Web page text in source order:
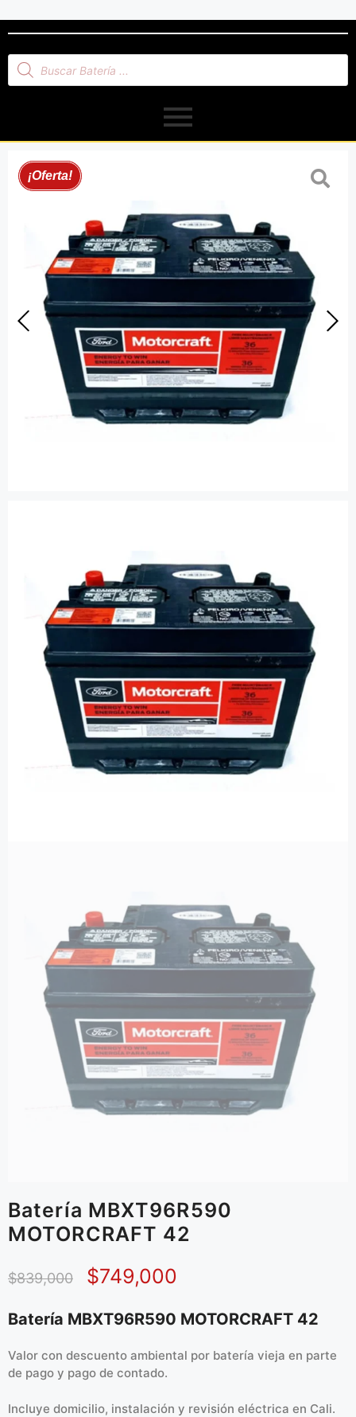
¡Oferta!
Batería MBXT96R590
MOTORCRAFT 42
$839,000 $749,000
Batería MBXT96R590 MOTORCRAFT 42
Valor con descuento ambiental por batería vieja en parte
de pago y pago de contado.
Incluye domicilio, instalación y revisión eléctrica en Cali.